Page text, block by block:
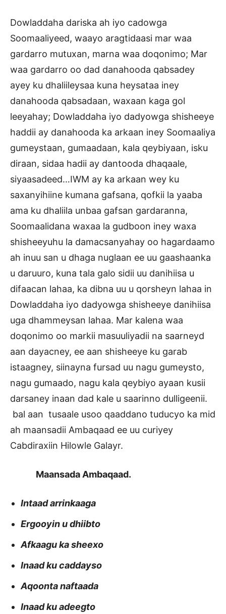
Dowladdaha dariska ah iyo cadowga
Soomaaliyeed, waayo aragtidaasi mar waa
gardarro mutuxan, marna waa doqonimo; Mar
waa gardarro oo dad danahooda qabsadey
ayey ku dhaliileysaa kuna heysataa iney
danahooda qabsadaan, waxaan kaga gol
leeyahay; Dowladdaha iyo dadyowga shisheeye
haddii ay danahooda ka arkaan iney Soomaaliya
gumeystaan, gumaadaan, kala qeybiyaan, isku
diraan, sidaa hadii ay dantooda dhaqaale,
siyaasadeed…IWM ay ka arkaan wey ku
saxanyihiine kumana gafsana, qofkii la yaaba
ama ku dhaliila unbaa gafsan gardaranna,
Soomaalidana waxaa la gudboon iney waxa
shisheeyuhu la damacsanyahay oo hagardaamo
ah inuu san u dhaga nuglaan ee uu gaashaanka
u daruuro, kuna tala galo sidii uu danihiisa u
difaacan lahaa, ka dibna uu u qorsheyn lahaa in
Dowladdaha iyo dadyowga shisheeye danihiisa
uga dhammeysan lahaa. Mar kalena waa
doqonimo oo markii masuuliyadii na saarneyd
aan dayacney, ee aan shisheeye ku garab
istaagney, siinayna fursad uu nagu gumeysto,
nagu gumaado, nagu kala qeybiyo ayaan kusii
darsaney inaan dad kale u saarinno dulligeenii.
bal aan tusaale usoo qaaddano tuducyo ka mid
ah maansadii Ambaqaad ee uu curiyey
Cabdiraxiin Hilowle Galayr.
Maansada Ambaqaad.
Intaad arrinkaaga
Ergooyin u dhiibto
Afkaagu ka sheexo
Inaad ku caddayso
Aqoonta naftaada
Inaad ku adeegto